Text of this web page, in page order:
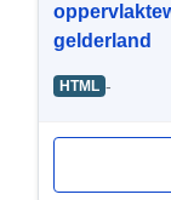
gelderland
HTML -